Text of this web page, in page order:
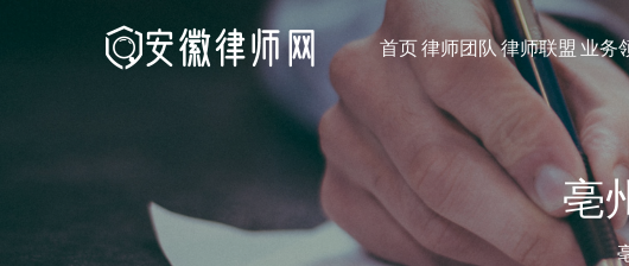
首页律师团队律师联盟业务
亳